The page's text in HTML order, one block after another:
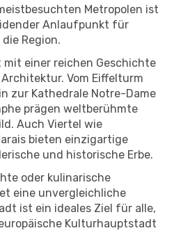
Metropolen ist
Anlaufpunkt für
Region.
einer reichen Geschichte
Vom Eiffelturm
zur Kathedrale Notre-Dame
prägen weltberühmte
Auch Viertel wie
bieten einzigartige
und historische Erbe.
oder kulinarische
eine unvergleichliche
ist ein ideales Ziel für alle,
Kulturhauptstadt